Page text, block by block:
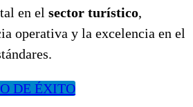
en el sector turístico,
operativa y la excelencia en el
DE ÉXITO